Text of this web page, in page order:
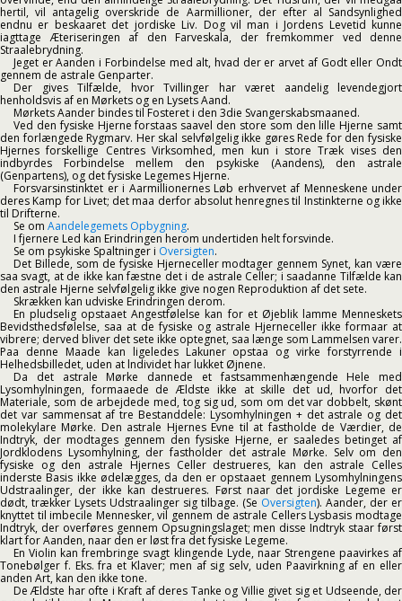
hertil, vil antagelig overskride de Aarmillioner, der efter al Sandsynlighed
endnu er beskaaret det jordiske Liv. Dog vil man i Jordens Levetid kunne
iagttage Æteriseringen af den Farveskala, der fremkommer ved denne
Straalebrydning.
Jeget er Aanden i Forbindelse med alt, hvad der er arvet af Godt eller Ondt
gennem de astrale Genparter.
Der gives Tilfælde, hvor Tvillinger har været aandelig levendegjort
henholdsvis af en Mørkets og en Lysets Aand.
Mørkets Aander bindes til Fosteret i den 3die Svangerskabsmaaned.
Ved den fysiske Hjerne forstaas saavel den store som den lille Hjerne samt
den forlængede Rygmarv. Her skal selvfølgelig ikke gøres Rede for den fysiske
Hjernes forskellige Centres Virksomhed, men kun i store Træk vises den
indbyrdes Forbindelse mellem den psykiske (Aandens), den astrale
(Genpartens), og det fysiske Legemes Hjerne.
Forsvarsinstinktet er i Aarmillionernes Løb erhvervet af Menneskene under
deres Kamp for Livet; det maa derfor absolut henregnes til Instinkterne og ikke
til Drifterne.
Se om Aandelegemets Opbygning.
I fjernere Led kan Erindringen herom undertiden helt forsvinde.
Se om psykiske Spaltninger i Oversigten.
Det Billede, som de fysiske Hjerneceller modtager gennem Synet, kan være
saa svagt, at de ikke kan fæstne det i de astrale Celler; i saadanne Tilfælde kan
den astrale Hjerne selvfølgelig ikke give nogen Reproduktion af det sete.
Skrækken kan udviske Erindringen derom.
En pludselig opstaaet Angestfølelse kan for et Øjeblik lamme Menneskets
Bevidsthedsfølelse, saa at de fysiske og astrale Hjerneceller ikke formaar at
vibrere; derved bliver det sete ikke optegnet, saa længe som Lammelsen varer.
Paa denne Maade kan ligeledes Lakuner opstaa og virke forstyrrende i
Helhedsbilledet, uden at lndividet har lukket Øjnene.
Da det astrale Mørke dannede et fastsammenhængende Hele med
Lysomhylningen, formaaede de Ældste ikke at skille det ud, hvorfor det
Materiale, som de arbejdede med, tog sig ud, som om det var dobbelt, skønt
det var sammensat af tre Bestanddele: Lysomhylningen + det astrale og det
molekylare Mørke. Den astrale Hjernes Evne til at fastholde de Værdier, de
Indtryk, der modtages gennem den fysiske Hjerne, er saaledes betinget af
Jordklodens Lysomhylning, der fastholder det astrale Mørke. Selv om den
fysiske og den astrale Hjernes Celler destrueres, kan den astrale Celles
inderste Basis ikke ødelægges, da den er opstaaet gennem Lysomhylningens
Udstraalinger, der ikke kan destrueres. Først naar det jordiske Legeme er
dødt, trækker Lysets Udstraalinger sig tilbage. (Se Oversigten). Aander, der er
knyttet til imbecile Mennesker, vil gennem de astrale Cellers Lysbasis modtage
Indtryk, der overføres gennem Opsugningslaget; men disse Indtryk staar først
klart for Aanden, naar den er løst fra det fysiske Legeme.
En Violin kan frembringe svagt klingende Lyde, naar Strengene paavirkes af
Tonebølger f. Eks. fra et Klaver; men af sig selv, uden Paavirkning af en eller
anden Art, kan den ikke tone.
De Ældste har ofte i Kraft af deres Tanke og Villie givet sig et Udseende, der